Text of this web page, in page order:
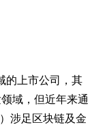
的上市公司，其
域，但近年来通
涉足区块链及金